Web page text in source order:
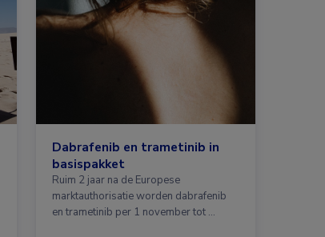
Dabrafenib en trametinib in
basispakket
Ruim 2 jaar na de Europese
marktauthorisatie worden dabrafenib
en trametinib per 1 november tot …